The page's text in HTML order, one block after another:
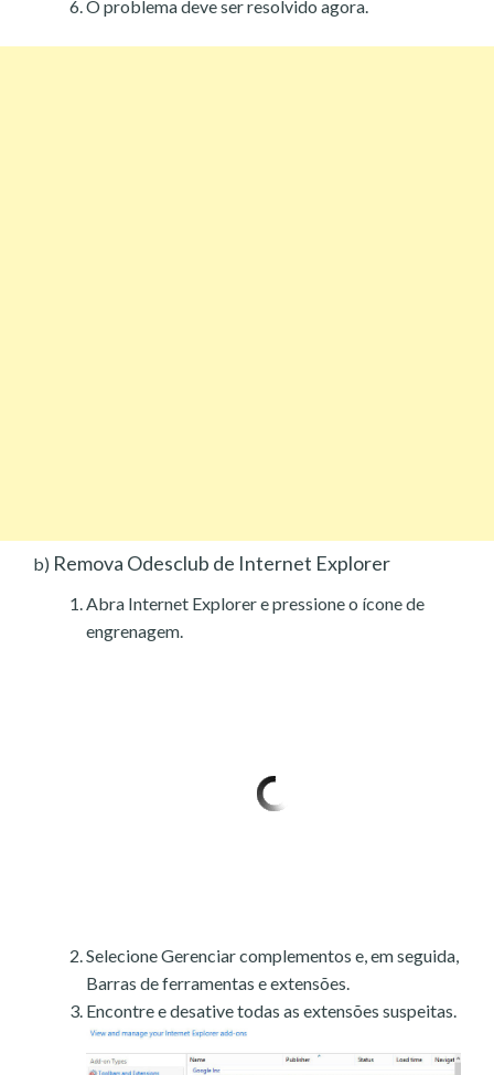
O problema deve ser resolvido agora.
b) Remova Odesclub de Internet Explorer
Abra Internet Explorer e pressione o ícone de
engrenagem.
Selecione Gerenciar complementos e, em seguida,
Barras de ferramentas e extensões.
Encontre e desative todas as extensões suspeitas.